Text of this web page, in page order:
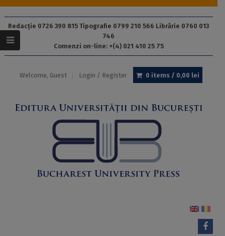
Redacție 0726 390 815 Tipografie 0799 210 566 Librărie 0760 013
746
Comenzi on-line: +(4) 021 410 25 75
Welcome, Guest Login / Register 0 items / 0,00 lei